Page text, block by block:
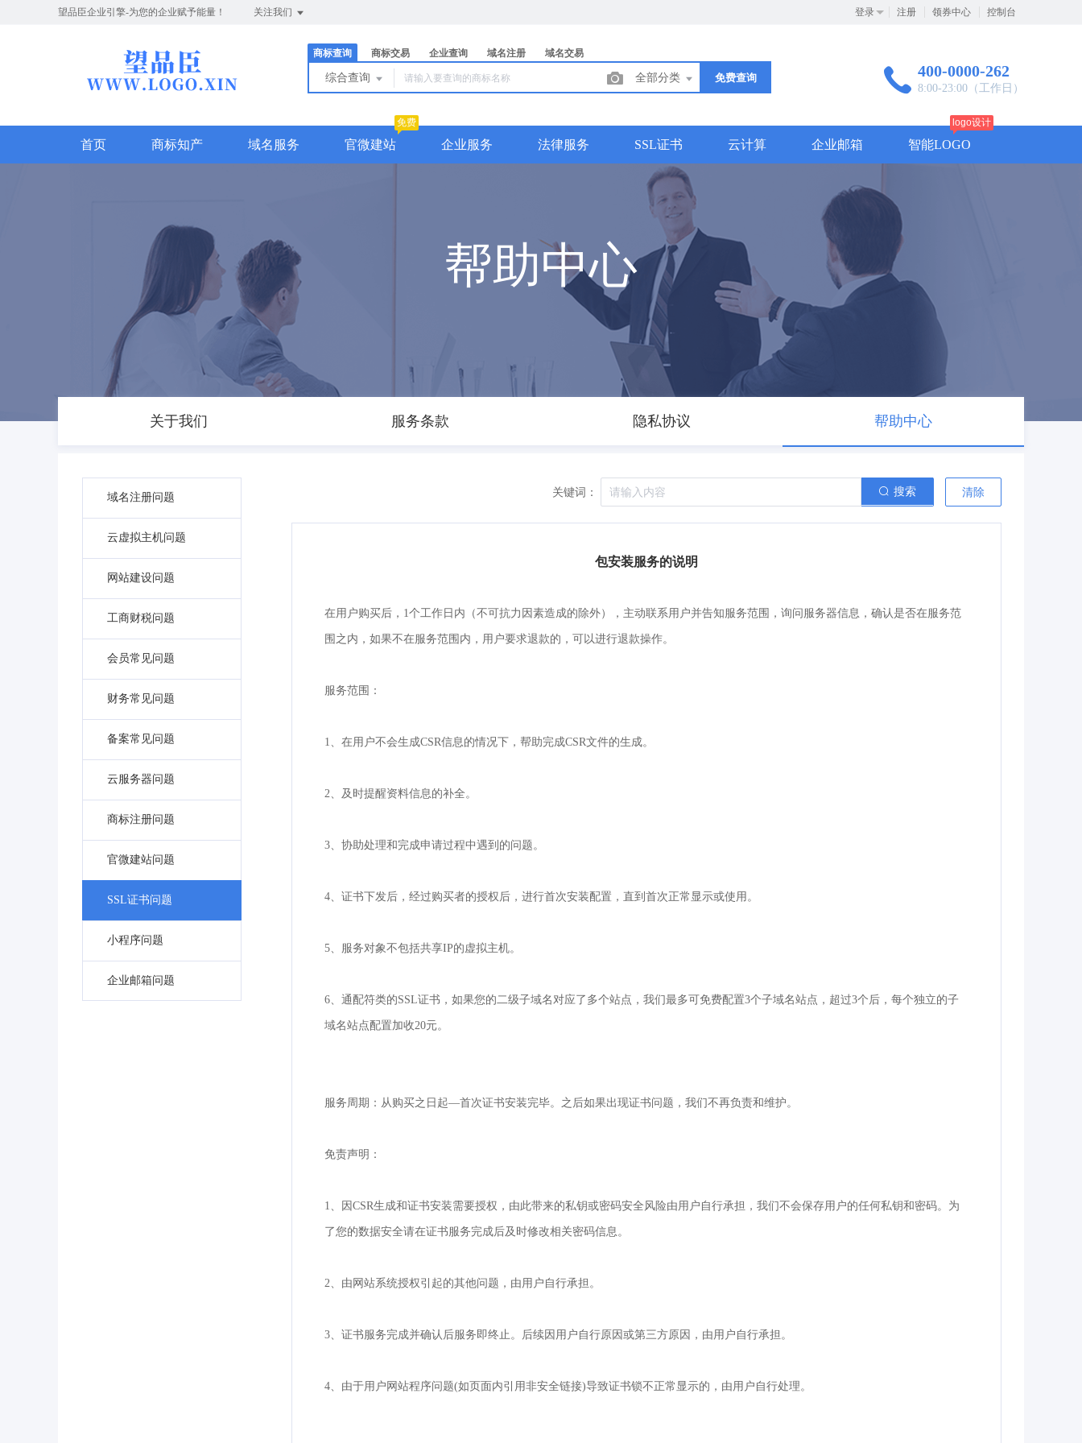
望品臣企业引擎-为您的企业赋予能量！ 关注我们 登录 注册 领券中心 控制台
商标查询 商标交易 企业查询 域名注册 域名交易
综合查询 全部分类 免费查询 400-0000-262
8:00-23:00（工作日）
首页 商标知产 域名服务 官微建站
免费
企业服务 法律服务 SSL证书 云计算 企业邮箱 智能LOGO
logo设计
帮助中心
关于我们 服务条款 隐私协议 帮助中心
域名注册问题
云虚拟主机问题
网站建设问题
工商财税问题
会员常见问题
财务常见问题
备案常见问题
云服务器问题
商标注册问题
官微建站问题
SSL证书问题
小程序问题
企业邮箱问题
关键词： 搜索 清除
包安装服务的说明
在用户购买后，1个工作日内（不可抗力因素造成的除外），主动联系用户并告知服务范围，询问服务器信息，确认是否在服务范
围之内，如果不在服务范围内，用户要求退款的，可以进行退款操作。
服务范围：
1、在用户不会生成CSR信息的情况下，帮助完成CSR文件的生成。
2、及时提醒资料信息的补全。
3、协助处理和完成申请过程中遇到的问题。
4、证书下发后，经过购买者的授权后，进行首次安装配置，直到首次正常显示或使用。
5、服务对象不包括共享IP的虚拟主机。
6、通配符类的SSL证书，如果您的二级子域名对应了多个站点，我们最多可免费配置3个子域名站点，超过3个后，每个独立的子
域名站点配置加收20元。
服务周期：从购买之日起—首次证书安装完毕。之后如果出现证书问题，我们不再负责和维护。
免责声明：
1、因CSR生成和证书安装需要授权，由此带来的私钥或密码安全风险由用户自行承担，我们不会保存用户的任何私钥和密码。为
了您的数据安全请在证书服务完成后及时修改相关密码信息。
2、由网站系统授权引起的其他问题，由用户自行承担。
3、证书服务完成并确认后服务即终止。后续因用户自行原因或第三方原因，由用户自行承担。
4、由于用户网站程序问题(如页面内引用非安全链接)导致证书锁不正常显示的，由用户自行处理。